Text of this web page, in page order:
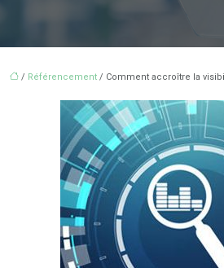
/ Référencement / Comment accroître la